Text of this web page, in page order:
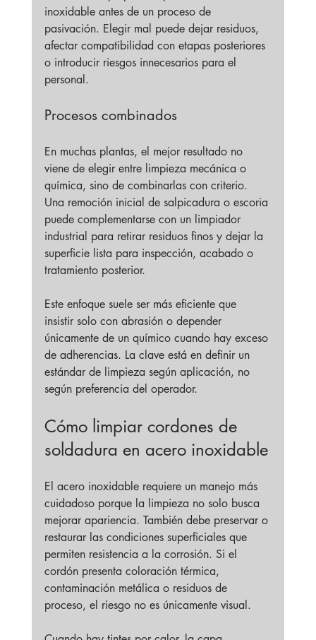
inoxidable antes de un proceso de
pasivación. Elegir mal puede dejar residuos,
afectar compatibilidad con etapas posteriores
o introducir riesgos innecesarios para el
personal.
Procesos combinados
En muchas plantas, el mejor resultado no
viene de elegir entre limpieza mecánica o
química, sino de combinarlas con criterio.
Una remoción inicial de salpicadura o escoria
puede complementarse con un limpiador
industrial para retirar residuos finos y dejar la
superficie lista para inspección, acabado o
tratamiento posterior.
Este enfoque suele ser más eficiente que
insistir solo con abrasión o depender
únicamente de un químico cuando hay exceso
de adherencias. La clave está en definir un
estándar de limpieza según aplicación, no
según preferencia del operador.
Cómo limpiar cordones de
soldadura en acero inoxidable
El acero inoxidable requiere un manejo más
cuidadoso porque la limpieza no solo busca
mejorar apariencia. También debe preservar o
restaurar las condiciones superficiales que
permiten resistencia a la corrosión. Si el
cordón presenta coloración térmica,
contaminación metálica o residuos de
proceso, el riesgo no es únicamente visual.